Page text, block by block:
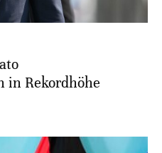
in Rekordhöhe